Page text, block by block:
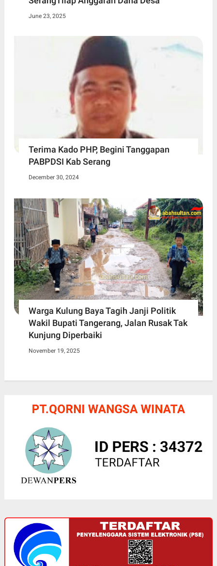
June 23, 2025
Terima Kado PHP, Begini Tanggapan
PABPDSI Kab Serang
December 30, 2024
Warga Kulung Baya Tagih Janji Politik
Wakil Bupati Tangerang, Jalan Rusak Tak
Kunjung Diperbaiki
November 19, 2025